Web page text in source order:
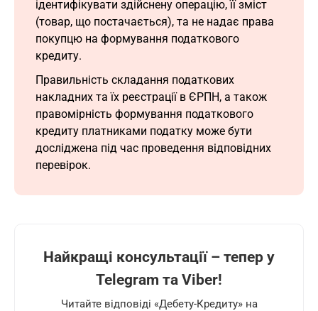
ідентифікувати здійснену операцію, її зміст
(товар, що постачається), та не надає права
покупцю на формування податкового
кредиту.
Правильність складання податкових
накладних та їх реєстрації в ЄРПН, а також
правомірність формування податкового
кредиту платниками податку може бути
досліджена під час проведення відповідних
перевірок.
Найкращі консультації – тепер у
Telegram та Viber!
Читайте відповіді «Дебету-Кредиту» на